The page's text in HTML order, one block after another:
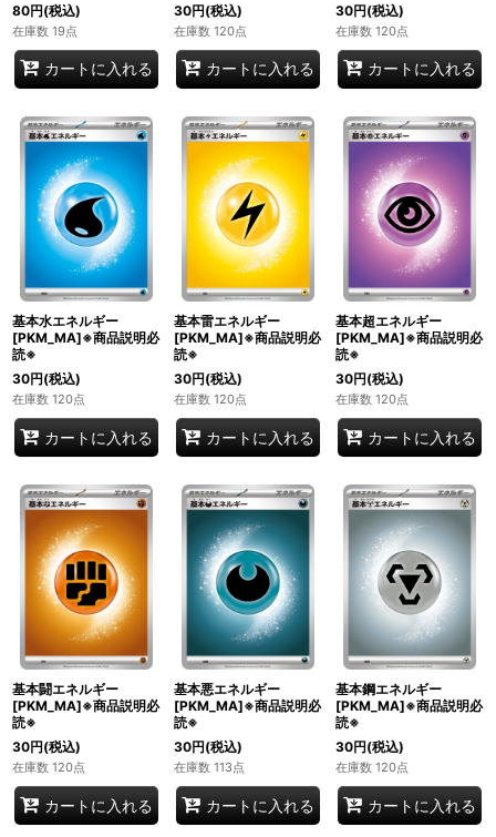
80円(税込)
在庫数 19点
カートに入れる
30円(税込)
在庫数 120点
カートに入れる
30円(税込)
在庫数 120点
カートに入れる
基本水エネルギー
[PKM_MA]※商品説明必
読※
30円(税込)
在庫数 120点
カートに入れる
基本雷エネルギー
[PKM_MA]※商品説明必
読※
30円(税込)
在庫数 120点
カートに入れる
基本超エネルギー
[PKM_MA]※商品説明必
読※
30円(税込)
在庫数 120点
カートに入れる
基本闘エネルギー
[PKM_MA]※商品説明必
読※
30円(税込)
在庫数 120点
カートに入れる
基本悪エネルギー
[PKM_MA]※商品説明必
読※
30円(税込)
在庫数 113点
カートに入れる
基本鋼エネルギー
[PKM_MA]※商品説明必
読※
30円(税込)
在庫数 120点
カートに入れる